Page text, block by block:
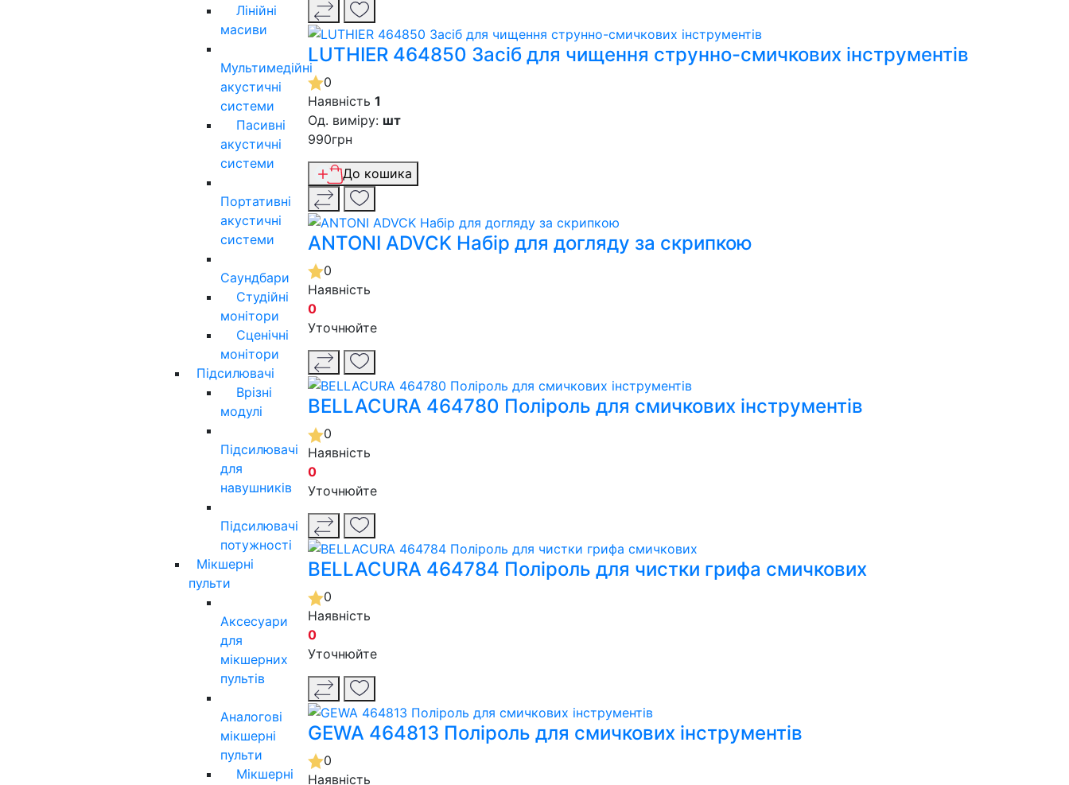
Лінійні
масиви
Мультимедійні
акустичні
системи
Пасивні
акустичні
системи
Портативні
акустичні
системи
Саундбари
Студійні
монітори
Сценічні
монітори
Підсилювачі
Врізні
модулі
Підсилювачі
для
навушників
Підсилювачі
потужності
Мікшерні
пульти
Аксесуари
для
мікшерних
пультів
Аналогові
мікшерні
пульти
Мікшерні
LUTHIER 464850 Засіб для чищення струнно-смичкових інструментів
0
Наявність 1
Од. виміру: шт
990грн
До кошика
ANTONI ADVCK Набір для догляду за скрипкою
0
Наявність
0
Уточнюйте
BELLACURA 464780 Поліроль для смичкових інструментів
0
Наявність
0
Уточнюйте
BELLACURA 464784 Поліроль для чистки грифа смичкових
0
Наявність
0
Уточнюйте
GEWA 464813 Поліроль для смичкових інструментів
0
Наявність